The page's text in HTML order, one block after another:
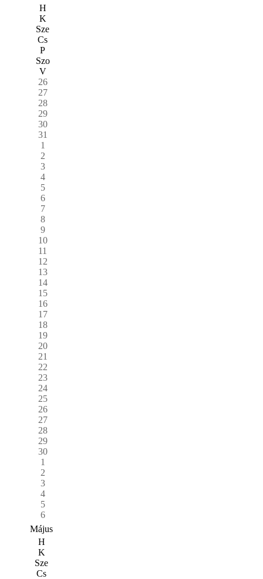
H
K
Sze
Cs
P
Szo
V
26
27
28
29
30
31
1
2
3
4
5
6
7
8
9
10
11
12
13
14
15
16
17
18
19
20
21
22
23
24
25
26
27
28
29
30
1
2
3
4
5
6
Május
H
K
Sze
Cs